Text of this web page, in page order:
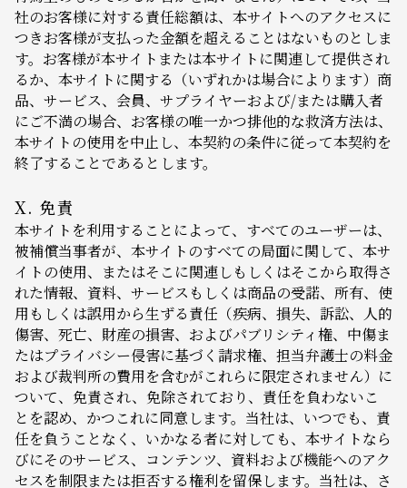
社のお客様に対する責任総額は、本サイトへのアクセスに
つきお客様が支払った金額を超えることはないものとしま
す。お客様が本サイトまたは本サイトに関連して提供され
るか、本サイトに関する（いずれかは場合によります）商
品、サービス、会員、サプライヤーおよび/または購入者
にご不満の場合、お客様の唯一かつ排他的な救済方法は、
本サイトの使用を中止し、本契約の条件に従って本契約を
終了することであるとします。
X. 免責
本サイトを利用することによって、すべてのユーザーは、
被補償当事者が、本サイトのすべての局面に関して、本サ
イトの使用、またはそこに関連しもしくはそこから取得さ
れた情報、資料、サービスもしくは商品の受諾、所有、使
用もしくは誤用から生ずる責任（疾病、損失、訴訟、人的
傷害、死亡、財産の損害、およびパブリシティ権、中傷ま
たはプライバシー侵害に基づく請求権、担当弁護士の料金
および裁判所の費用を含むがこれらに限定されません）に
ついて、免責され、免除されており、責任を負わないこ
とを認め、かつこれに同意します。当社は、いつでも、責
任を負うことなく、いかなる者に対しても、本サイトなら
びにそのサービス、コンテンツ、資料および機能へのアク
セスを制限または拒否する権利を留保します。当社は、さ